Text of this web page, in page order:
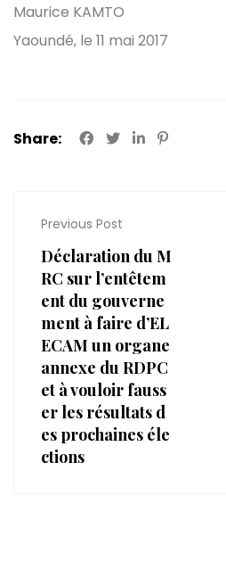
Maurice KAMTO
Yaoundé, le 11 mai 2017
Share:
Previous Post
Déclaration du M
RC sur l’entêtem
ent du gouverne
ment à faire d’EL
ECAM un organe
annexe du RDPC
et à vouloir fauss
er les résultats d
es prochaines éle
ctions